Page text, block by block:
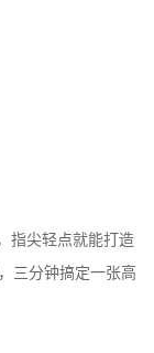
指尖轻点就能打造
三分钟搞定一张高